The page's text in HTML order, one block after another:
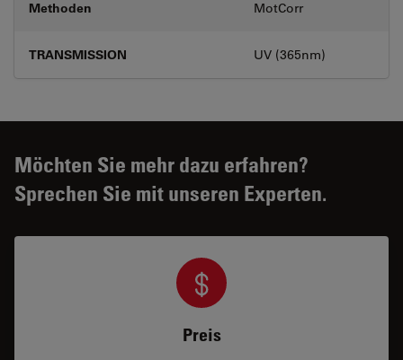
Methoden MotCorr
TRANSMISSION UV (365nm)
Möchten Sie mehr dazu erfahren?
Sprechen Sie mit unseren Experten.
Preis